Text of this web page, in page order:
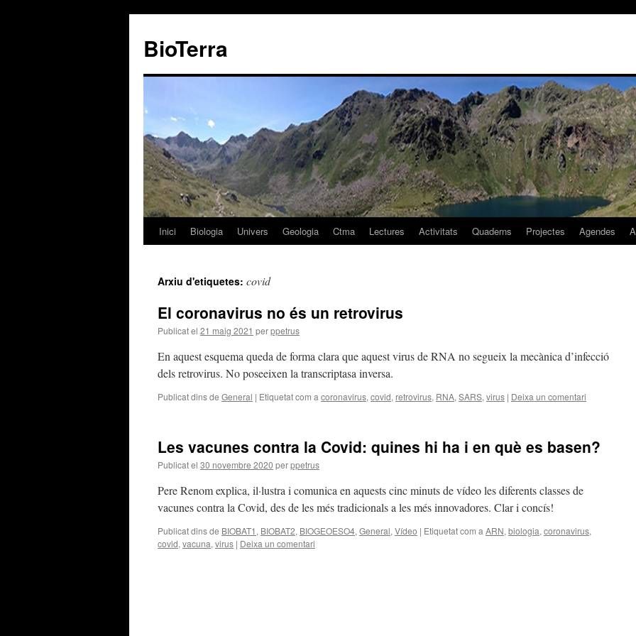
BioTerra
Vés
contingut
Inici Biologia Univers Geologia Ctma Lectures Activitats Quaderns Projectes Agendes
Arxiu d'etiquetes: covid
El coronavirus no és un retrovirus
Publicat el 21 maig 2021 perppetrus
En aquest esquema queda de forma clara que aquest virus de RNA no segueix la mecànica d’infecció
dels retrovirus. No poseeixen la transcriptasa inversa.
Publicat dins de General | Etiquetat com a coronavirus, covid, retrovirus, RNA, SARS, virus | Deixa un comentari
Les vacunes contra la Covid: quines hi ha i en què es basen?
Publicat el 30 novembre 2020 perppetrus
Pere Renom explica, il·lustra i comunica en aquests cinc minuts de vídeo les diferents classes de
vacunes contra la Covid, des de les més tradicionals a les més innovadores. Clar i concís!
Publicat dins de BIOBAT1 , BIOBAT2, BIOGEOESO4, General, Vídeo | Etiquetat com a ARN, biologia, coronavirus,
covid, vacuna, virus | Deixa un comentari